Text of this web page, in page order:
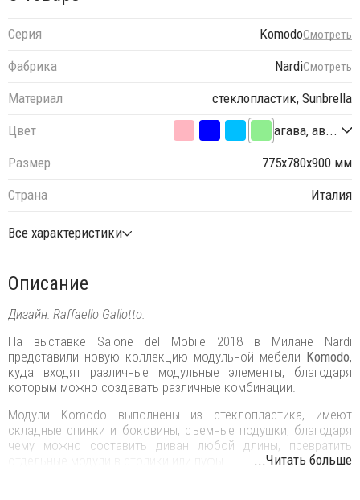
Серия KomodoСмотреть
Фабрика NardiСмотреть
Материал
стеклопластик, Sunbrella
Цвет
агава, ав...
Размер
775х780х900 мм
Страна
Италия
Все характеристики
Описание
Дизайн: Raffaello Galiotto.
На выставке Salone del Mobile 2018 в Милане Nardi
представили новую коллекцию модульной мебели Komodo,
куда входят различные модульные элементы, благодаря
которым можно создавать различные комбинации.
Модули Komodo выполнены из стеклопластика, имеют
складные спинки и боковины, съемные подушки, благодаря
чему можно составить диван любой длины, превратить
отдельные модули в столики или пуфы.
...Читать больше